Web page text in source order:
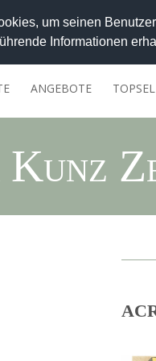
um seinen
Informationen
ANGEBOTE
Kunz